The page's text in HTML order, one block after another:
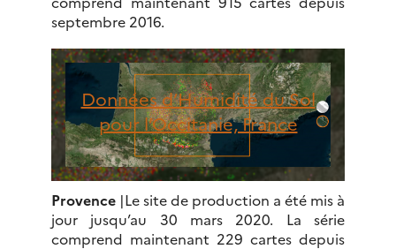
septembre 2016.
Données d’Humidité du Sol
pour l’Occitanie, France
Provence |Le site de production a été mis à
jour jusqu’au 30 mars 2020. La série
comprend maintenant 229 cartes depuis